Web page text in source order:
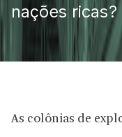
nações ricas?
As colônias de